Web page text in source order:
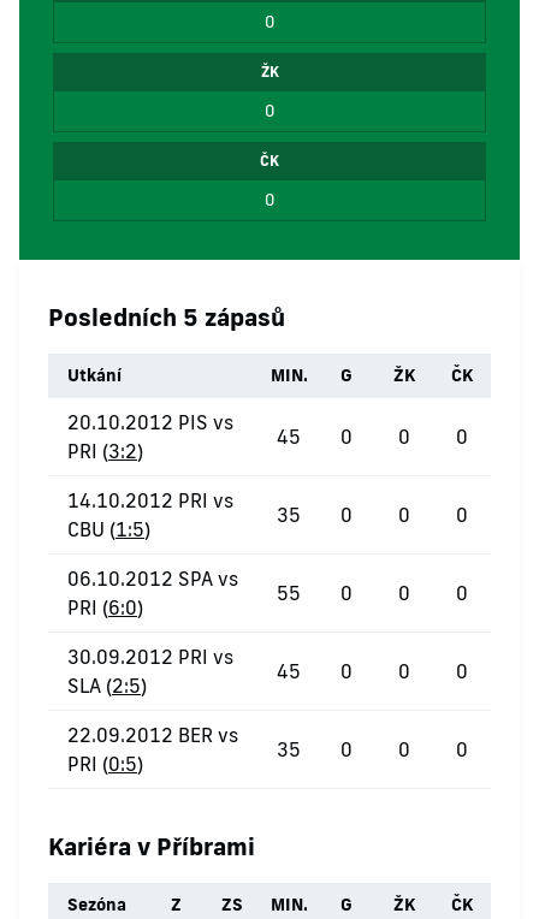
0
ŽK
0
ČK
0
Posledních 5 zápasů
Utkání MIN. G ŽK ČK
20.10.2012 PIS vs
PRI (3:2)
45 0 0 0
14.10.2012 PRI vs
CBU (1:5)
35 0 0 0
06.10.2012 SPA vs
PRI (6:0)
55 0 0 0
30.09.2012 PRI vs
SLA (2:5)
45 0 0 0
22.09.2012 BER vs
PRI (0:5)
35 0 0 0
Kariéra v Příbrami
Sezóna Z ZS MIN. G ŽK ČK